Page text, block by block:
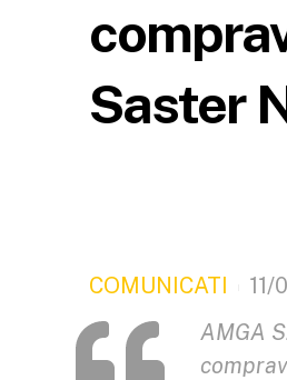
Saster
COMUNICATI
11/
AMGA